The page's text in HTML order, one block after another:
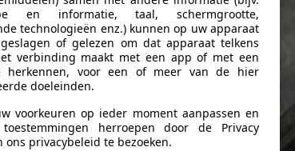
en informatie, taal, schermgrootte,
technologieën enz.) kunnen op uw apparaat
of gelezen om dat apparaat telkens
verbinding maakt met een app of met een
herkennen, voor een of meer van de hier
doeleinden.
voorkeuren op ieder moment aanpassen en
toestemmingen herroepen door de Privacy
ons privacybeleid te bezoeken.